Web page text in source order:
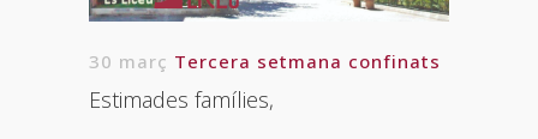
30 març Tercera setmana confinats
Estimades famílies,